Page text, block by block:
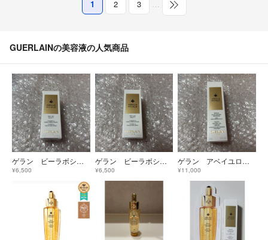
1 2 3 …
GUERLAINの美容液の人気商品
ゲラン ビーラボショット 新品
¥6,500
ゲラン ビーラボショット 新品
¥6,500
ゲラン アベイユロイヤルウォータリー オイルセロム 30ml 新品
¥11,000